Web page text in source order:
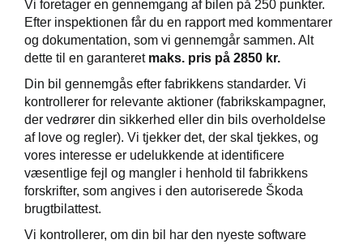
Vi foretager en gennemgang af bilen på 250 punkter.
Efter inspektionen får du en rapport med kommentarer
og dokumentation, som vi gennemgår sammen. Alt
dette til en garanteret maks. pris på 2850 kr.
Din bil gennemgås efter fabrikkens standarder. Vi
kontrollerer for relevante aktioner (fabrikskampagner,
der vedrører din sikkerhed eller din bils overholdelse
af love og regler). Vi tjekker det, der skal tjekkes, og
vores interesse er udelukkende at identificere
væsentlige fejl og mangler i henhold til fabrikkens
forskrifter, som angives i den autoriserede Škoda
brugtbilattest.
Vi kontrollerer, om din bil har den nyeste software